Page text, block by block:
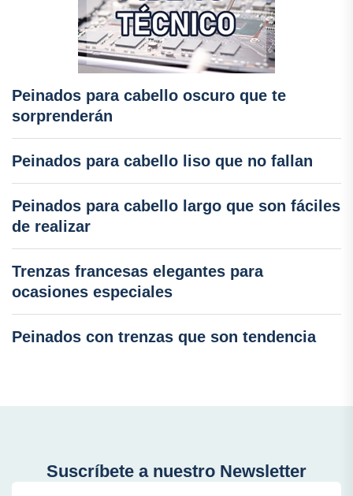
Peinados para cabello oscuro que te
sorprenderán
Peinados para cabello liso que no fallan
Peinados para cabello largo que son fáciles
de realizar
Trenzas francesas elegantes para
ocasiones especiales
Peinados con trenzas que son tendencia
Suscríbete a nuestro Newsletter